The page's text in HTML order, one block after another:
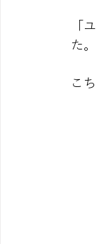
「
た。
こ